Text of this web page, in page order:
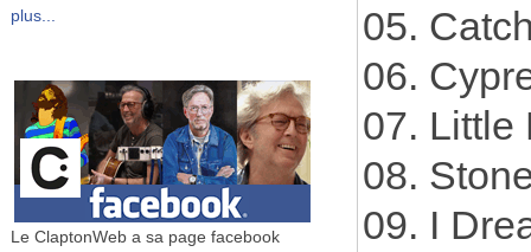
plus...
Le ClaptonWeb a sa page facebook
05.
06.
07. Little
08.
09. I